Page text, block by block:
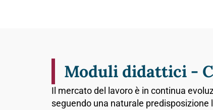
Moduli didattici -
Il mercato del lavoro è in continua
seguendo una naturale